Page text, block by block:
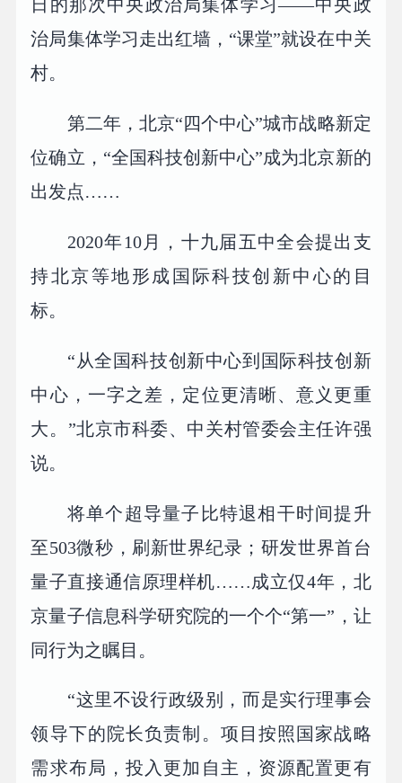
日的那次中央政治局集体学习——中央政
治局集体学习走出红墙，“课堂”就设在中关
村。
第二年，北京“四个中心”城市战略新定
位确立，“全国科技创新中心”成为北京新的
出发点……
2020年10月，十九届五中全会提出支
持北京等地形成国际科技创新中心的目
标。
“从全国科技创新中心到国际科技创新
中心，一字之差，定位更清晰、意义更重
大。”北京市科委、中关村管委会主任许强
说。
将单个超导量子比特退相干时间提升
至503微秒，刷新世界纪录；研发世界首台
量子直接通信原理样机……成立仅4年，北
京量子信息科学研究院的一个个“第一”，让
同行为之瞩目。
“这里不设行政级别，而是实行理事会
领导下的院长负责制。项目按照国家战略
需求布局，投入更加自主，资源配置更有